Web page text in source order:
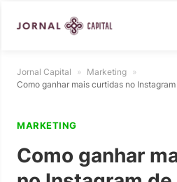
Jornal Capital » Marketing »
Como ganhar mais curtidas no
MARKETING
Como ganhar